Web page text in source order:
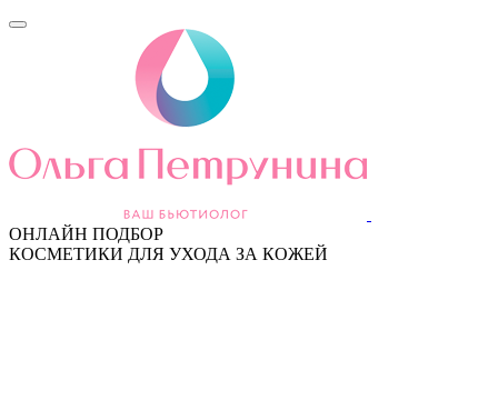
ОНЛАЙН ПОДБОР
КОСМЕТИКИ ДЛЯ УХОДА ЗА КОЖЕЙ